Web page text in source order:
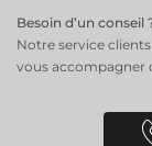
Besoin d’un conseil
Notre service
vous accompagner